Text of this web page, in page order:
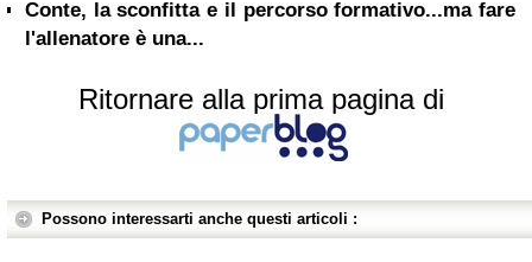
Conte, la sconfitta e il percorso formativo...ma fare
l'allenatore è una...
Ritornare alla prima pagina di
Possono interessarti anche questi articoli :